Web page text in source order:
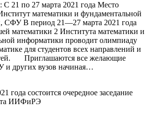
С 21 по 27 марта 2021 года Место
математики и фундаментальной
СФУ В период 21—27 марта 2021 года
математики 2 Института математики и
информатики проводит олимпиаду
для студентов всех направлений и
Приглашаются все желающие
и других вузов начиная…